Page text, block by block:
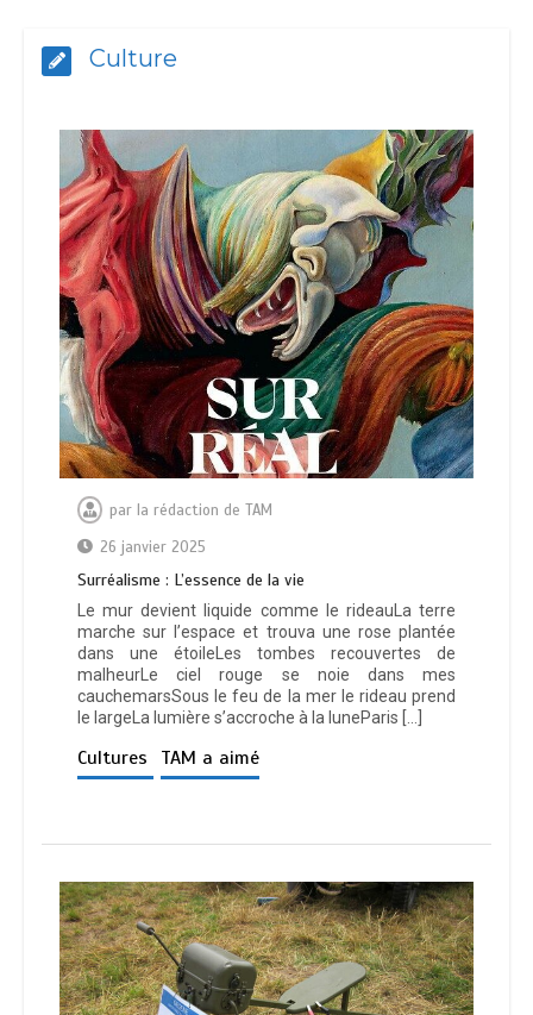
Culture
par la rédaction de TAM
26 janvier 2025
Surréalisme : L’essence de la vie
Le mur devient liquide comme le rideauLa terre
marche sur l’espace et trouva une rose plantée
dans une étoileLes tombes recouvertes de
malheurLe ciel rouge se noie dans mes
cauchemarsSous le feu de la mer le rideau prend
le largeLa lumière s’accroche à la luneParis […]
Cultures TAM a aimé